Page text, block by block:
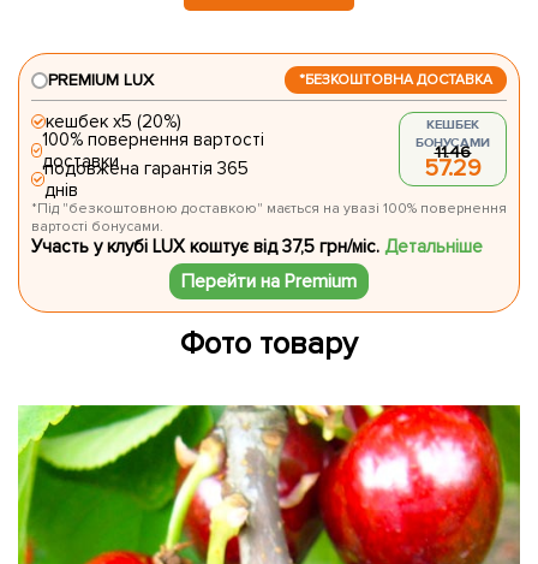
*БЕЗКОШТОВНА ДОСТАВКА
PREMIUM LUX
кешбек х5 (20%)
100% повернення вартості
доставки
подовжена гарантія 365
днів
КЕШБЕК
БОНУСАМИ
11.46
57.29
*Під "безкоштовною доставкою" мається на увазі 100% повернення
вартості бонусами.
Участь у клубі LUX коштує від 37,5 грн/міс.Детальніше
Перейти на Premium
Фото товару